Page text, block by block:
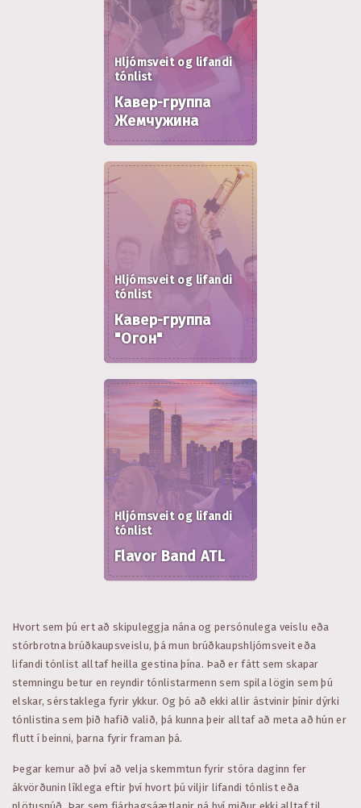
Hljómsveit og lifandi
tónlist
Кавер-группа
Жемчужина
Hljómsveit og lifandi
tónlist
Кавер-группа
"Огон"
Hljómsveit og lifandi
tónlist
Flavor Band ATL
Hvort sem þú ert að skipuleggja nána og persónulega veislu eða
stórbrotna brúðkaupsveislu, þá mun brúðkaupshljómsveit eða
lifandi tónlist alltaf heilla gestina þína. Það er fátt sem skapar
stemningu betur en reyndir tónlistarmenn sem spila lögin sem þú
elskar, sérstaklega fyrir ykkur. Og þó að ekki allir ástvinir þínir dýrki
tónlistina sem þið hafið valið, þá kunna þeir alltaf að meta að hún er
flutt í beinni, þarna fyrir framan þá.
Þegar kemur að því að velja skemmtun fyrir stóra daginn fer
ákvörðunin líklega eftir því hvort þú viljir lifandi tónlist eða